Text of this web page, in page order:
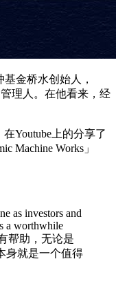
金桥水创始人，
理人。在他看来，经
Youtube上的分享了
Machine Works」
as investors and
a worthwhile
帮助，无论是
身就是一个值得